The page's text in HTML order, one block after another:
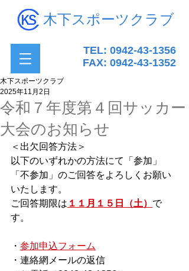
木下スポーツクラブ
TEL: 0942-43-1356
FAX: 0942-43-1352
令和７年度第４回サッカー
大会のお知らせ
木下スポーツクラブ
2025年11月2日
＜出欠回答方法＞
以下のいずれかの方法にて「参加」
「不参加」のご回答をよろしくお願い
いたします。
ご回答期限は １１月１５日（土） で
す。
・ 参加申込フォーム
・連絡網メールの返信